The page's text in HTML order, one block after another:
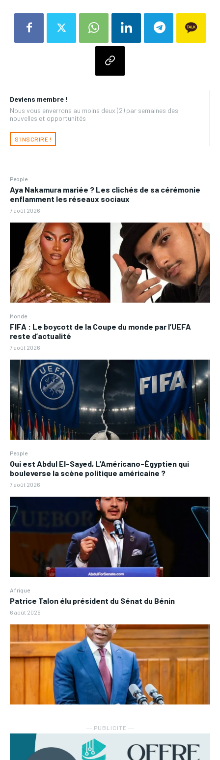
Deviens membre !
Nous vous enverrons au moins deux (2) par semaines des
nouvelles et opportunités
S'INSCRIRE !
People
Aya Nakamura mariée ? Les clichés de sa cérémonie
enflamment les réseaux sociaux
7 août 2026
Monde
FIFA : Le boycott de la Coupe du monde par l’UEFA
reste d’actualité
7 août 2026
People
Qui est Abdul El-Sayed, L’Américano-Égyptien qui
bouleverse la scène politique américaine ?
7 août 2026
Afrique
Patrice Talon élu président du Sénat du Bénin
6 août 2026
― PUBLICITE ―